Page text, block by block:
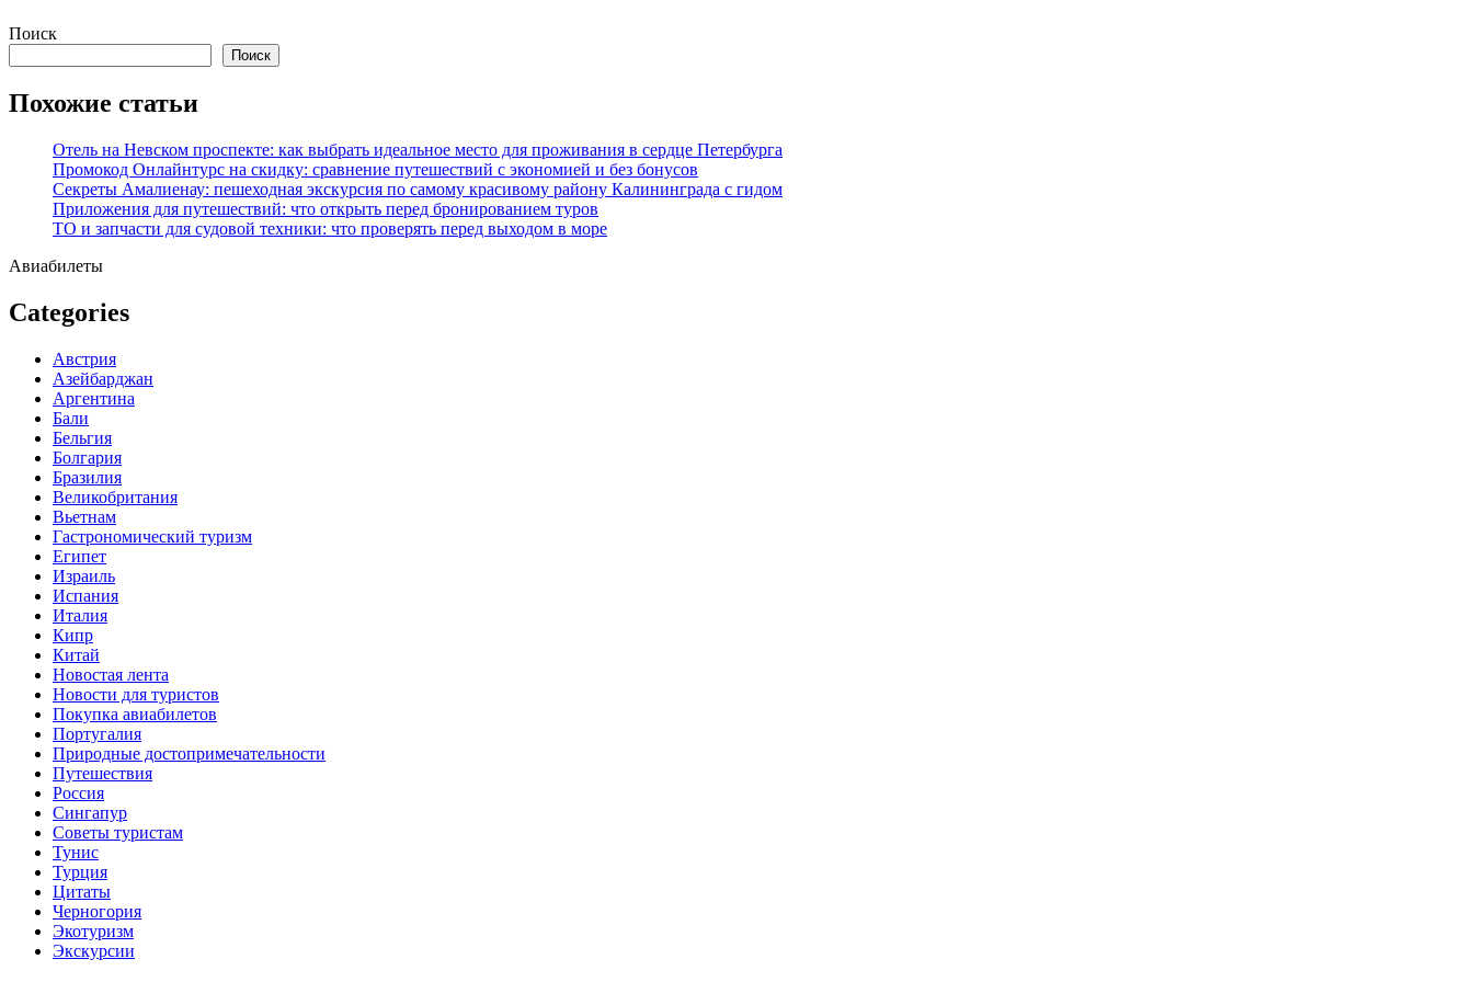
Перейти
содержимому
Поиск
Поиск
Похожие статьи
Отель на Невском проспекте: как выбрать идеальное место для проживания в сердце Петербурга
Промокод Онлайнтурс на скидку: сравнение путешествий с экономией и без бонусов
Секреты Амалиенау: пешеходная экскурсия по самому красивому району Калининграда с гидом
Приложения для путешествий: что открыть перед бронированием туров
ТО и запчасти для судовой техники: что проверять перед выходом в море
Авиабилеты
Categories
Австрия
Азейбарджан
Аргентина
Бали
Бельгия
Болгария
Бразилия
Великобритания
Вьетнам
Гастрономический туризм
Египет
Израиль
Испания
Италия
Кипр
Китай
Новостая лента
Новости для туристов
Покупка авиабилетов
Португалия
Природные достопримечательности
Путешествия
Россия
Сингапур
Советы туристам
Тунис
Турция
Цитаты
Черногория
Экотуризм
Экскурсии